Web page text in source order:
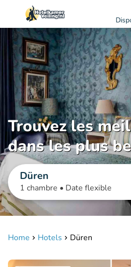
Trouvez les
dans les plus
Düren
1 chambre • Date flexible
Home Hotels Düren